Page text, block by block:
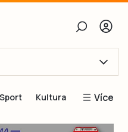
Sport Kultura Více
Blogy